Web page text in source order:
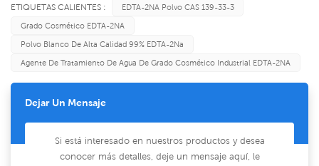
ETIQUETAS CALIENTES :
EDTA-2NA Polvo CAS 139-33-3
Grado Cosmético EDTA-2NA
Polvo Blanco De Alta Calidad 99% EDTA-2Na
Agente De Tratamiento De Agua De Grado Cosmético Industrial EDTA-2NA
Dejar Un Mensaje
Si está interesado en nuestros productos y desea
conocer más detalles, deje un mensaje aquí, le